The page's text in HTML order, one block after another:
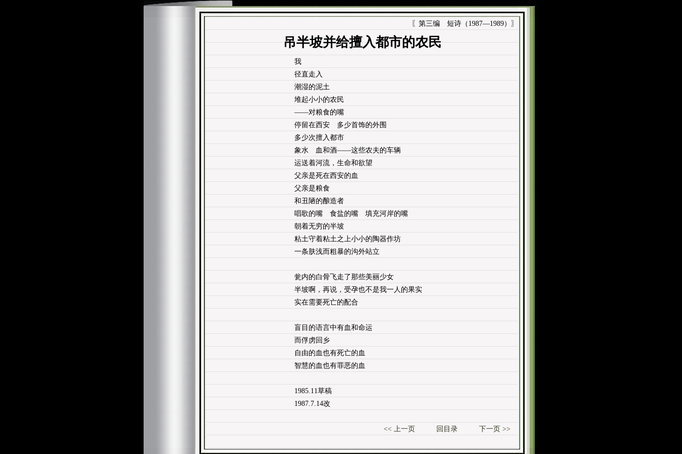
〖第三编 短诗（1987—1989）〗
吊半坡并给擅入都市的农民
我
径直走入
潮湿的泥土
堆起小小的农民
——对粮食的嘴
停留在西安 多少首饰的外围
多少次擅入都市
象水 血和酒——这些农夫的车辆
运送着河流，生命和欲望
父亲是死在西安的血
父亲是粮食
和丑陋的酿造者
唱歌的嘴 食盐的嘴 填充河岸的嘴
朝着无穷的半坡
粘土守着粘土之上小小的陶器作坊
一条肤浅而粗暴的沟外站立
瓮内的白骨飞走了那些美丽少女
半坡啊，再说，受孕也不是我一人的果实
实在需要死亡的配合
盲目的语言中有血和命运
而俘虏回乡
自由的血也有死亡的血
智慧的血也有罪恶的血
1985.11草稿
1987.7.14改
<< 上一页 回目录 下一页 >>